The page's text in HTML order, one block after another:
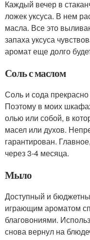
Каждый вечер в
ложек уксуса. В нем
масла. Все это
запаха уксуса
аромат еще долго
Соль с маслом
Соль и сода
Поэтому в моих
олью или собой, в
масел или духов.
гарантирован.
через 3-4 месяца.
Мыло
Доступный и
играющим ароматом
благовониями.
снова вернул на